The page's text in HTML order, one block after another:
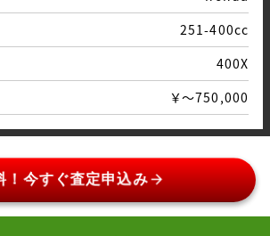
251-400cc
400X
￥～750,000
！今すぐ査定申込みarrow_forward